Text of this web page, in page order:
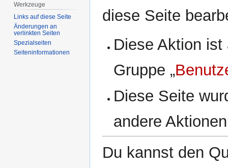
diese Seite
Diese Aktion
Gruppe „
Diese Seite
andere
Du kannst den
Werkzeuge
Links auf diese Seite
Änderungen an
verlinkten Seiten
Spezialseiten
Seiten­­informationen